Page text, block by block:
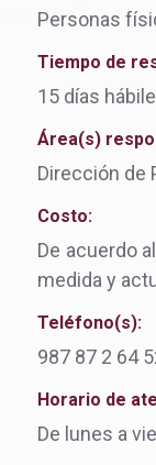
Personas
Tiempo de
15 días
Área(s)
Dirección de
Costo:
De acuerdo
medida y
Teléfono(s):
987 87 2 64
Horario de
De lunes a